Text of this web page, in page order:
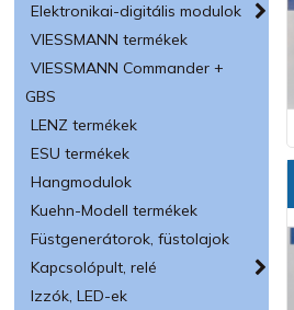
Elektronikai-digitális modulok
VIESSMANN termékek
VIESSMANN Commander +
GBS
LENZ termékek
ESU termékek
Hangmodulok
Kuehn-Modell termékek
Füstgenerátorok, füstolajok
Kapcsolópult, relé
Izzók, LED-ek